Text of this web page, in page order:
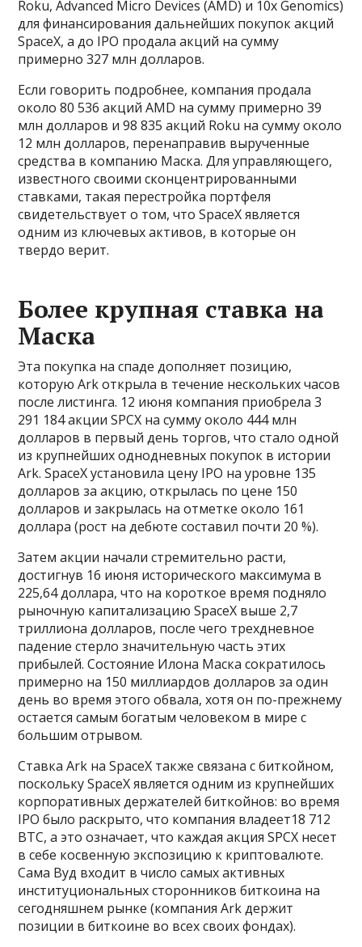
Roku, Advanced Micro Devices (AMD) и 10x Genomics)
для финансирования дальнейших покупок акций
SpaceX, а до IPO продала акций на сумму
примерно 327 млн долларов.
Если говорить подробнее, компания продала
около 80 536 акций AMD на сумму примерно 39
млн долларов и 98 835 акций Roku на сумму около
12 млн долларов, перенаправив вырученные
средства в компанию Маска. Для управляющего,
известного своими сконцентрированными
ставками, такая перестройка портфеля
свидетельствует о том, что SpaceX является
одним из ключевых активов, в которые он
твердо верит.
Более крупная ставка на
Маска
Эта покупка на спаде дополняет позицию,
которую Ark открыла в течение нескольких часов
после листинга. 12 июня компания приобрела 3
291 184 акции SPCX на сумму около 444 млн
долларов в первый день торгов, что стало одной
из крупнейших однодневных покупок в истории
Ark. SpaceX установила цену IPO на уровне 135
долларов за акцию, открылась по цене 150
долларов и закрылась на отметке около 161
доллара (рост на дебюте составил почти 20 %).
Затем акции начали стремительно расти,
достигнув 16 июня исторического максимума в
225,64 доллара, что на короткое время подняло
рыночную капитализацию SpaceX выше 2,7
триллиона долларов, после чего трехдневное
падение стерло значительную часть этих
прибылей. Состояние Илона Маска сократилось
примерно на 150 миллиардов долларов за один
день во время этого обвала, хотя он по-прежнему
остается самым богатым человеком в мире с
большим отрывом.
Ставка Ark на SpaceX также связана с биткойном,
поскольку SpaceX является одним из крупнейших
корпоративных держателей биткойнов: во время
IPO было раскрыто, что компания владеет18 712
BTC, а это означает, что каждая акция SPCX несет
в себе косвенную экспозицию к криптовалюте.
Сама Вуд входит в число самых активных
институциональных сторонников биткоина на
сегодняшнем рынке (компания Ark держит
позиции в биткоине во всех своих фондах).